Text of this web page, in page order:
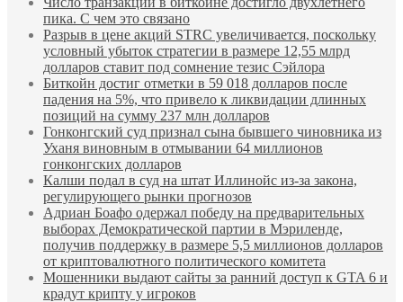
пика. С чем это связано
Разрыв в цене акций STRC увеличивается, поскольку
условный убыток стратегии в размере 12,55 млрд
долларов ставит под сомнение тезис Сэйлора
Биткойн достиг отметки в 59 018 долларов после
падения на 5%, что привело к ликвидации длинных
позиций на сумму 237 млн долларов
Гонконгский суд признал сына бывшего чиновника из
Уханя виновным в отмывании 64 миллионов
гонконгских долларов
Калши подал в суд на штат Иллинойс из-за закона,
регулирующего рынки прогнозов
Адриан Боафо одержал победу на предварительных
выборах Демократической партии в Мэриленде,
получив поддержку в размере 5,5 миллионов долларов
от криптовалютного политического комитета
Мошенники выдают сайты за ранний доступ к GTA 6 и
крадут крипту у игроков